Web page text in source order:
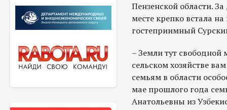
Пензенской области.
месте крепко встала
гостеприимный
– Земли тут свободной
сельском хозяйстве
семьям в области
мае прошлого года
Анатольевны из